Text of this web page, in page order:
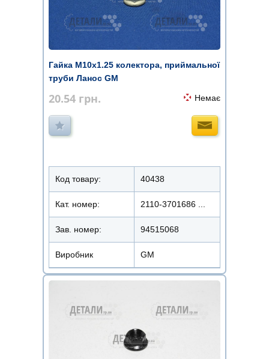
Гайка М10х1.25 колектора, приймальної
труби Ланос GM
20.54 грн. Немає
Код товару: 40438
Кат. номер: 2110-3701686 ...
Зав. номер: 94515068
Виробник GM